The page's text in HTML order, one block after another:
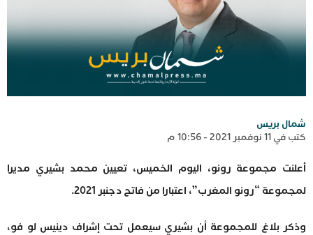
شمال بريس
كتب في 11 نوفمبر 2021 - 10:56 م
أعلنت مجموعة رونو، اليوم الخميس، تعيين محمد بشيري مديرا
لمجموعة “رونو المغرب”، اعتبارا من فاتح دجنبر 2021.
وذكر بلاغ للمجموعة أن بشيري سيعمل تحت إشراف دينيس لو فو،